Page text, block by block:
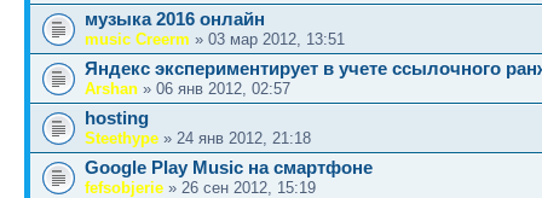
музыка 2016 онлайн
music Creerm » 03 мар 2012, 13:51
Яндекс экспериментирует в учете ссылочного
Arshan » 06 янв 2012, 02:57
hosting
Steethype » 24 янв 2012, 21:18
Google Play Musiс на смартфоне
fefsobjerie » 26 сен 2012, 15:19